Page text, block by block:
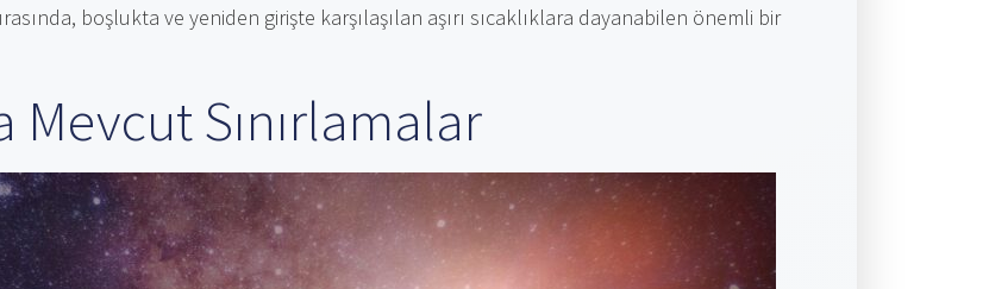
boşlukta ve yeniden girişte karşılaşılan aşırı sıcaklıklara dayanabilen önemli bir
Sınırlamalar